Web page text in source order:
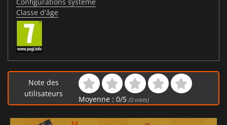
Classe d'âge
Note des
utilisateurs
Moyenne : 0/5 (0votes)